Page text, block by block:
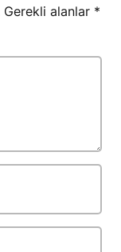
Gerekli alanlar *